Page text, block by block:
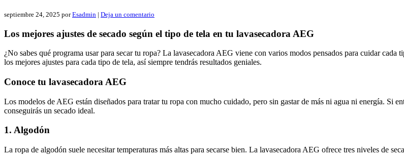
septiembre 24, 2025 porEsadmin | Deja un comentario
Los mejores ajustes de secado según el tipo de tela en tu lavasecadora AEG
¿No sabes qué programa usar para secar tu ropa? La lavasecadora AEG viene con varios modos pensados para cuidar
los mejores ajustes para cada tipo de tela, así siempre tendrás resultados geniales.
Conoce tu lavasecadora AEG
Los modelos de AEG están diseñados para tratar tu ropa con mucho cuidado, pero sin gastar de más ni agua ni energía. Si
conseguirás un secado ideal.
1. Algodón
La ropa de algodón suele necesitar temperaturas más altas para secarse bien. La lavasecadora AEG ofrece tres niveles de